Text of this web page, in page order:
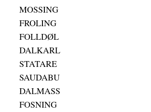
MOSSING
FROLING
FOLLDØL
DALKARL
STATARE
SAUDABU
DALMASS
FOSNING